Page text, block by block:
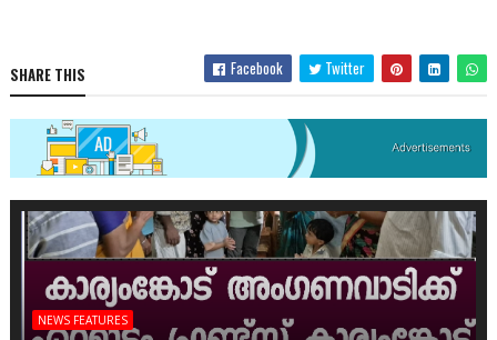
SHARE THIS Facebook Twitter
NEWS FEATURES